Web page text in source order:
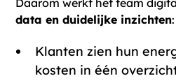
Daarom werkt het team
data en duidelijke inzichten:
Klanten zien hun
kosten in één